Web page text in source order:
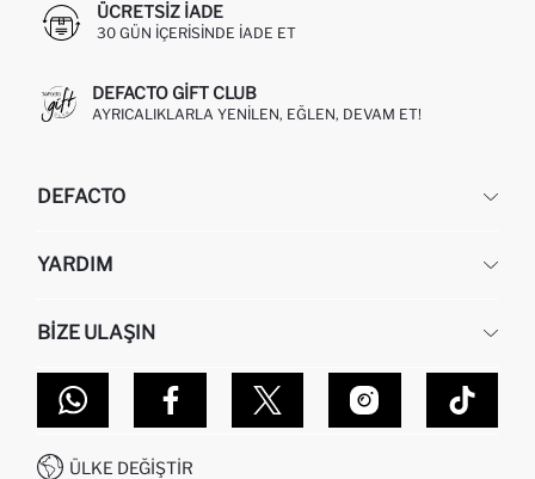
ÜCRETSIZ IADE
30 GÜN IÇERISINDE IADE ET
DEFACTO GIFT CLUB
AYRICALIKLARLA YENILEN, EĞLEN, DEVAM ET!
DEFACTO
HAKKIMIZDA
KURUMSAL SATIŞ
DEFACTO TEKNOLOJI
SITEMAP
YARDIM
SIPARIŞIMI NASIL TAKIP EDERIM?
NASIL İADE EDERIM?
GIFT CLUB SIKÇA SORULAN SORULAR
İŞLEM REHBERI
KAMPANYALAR
BIZE ULAŞIN
MAĞAZALARIMIZ
İLETIŞIM FORMU
0850 333 22 86
ÜLKE DEĞIŞTIR